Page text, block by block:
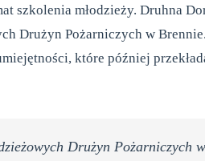
szkolenia młodzieży. Druhna
Drużyn Pożarniczych w
które później
Drużyn Pożarniczych